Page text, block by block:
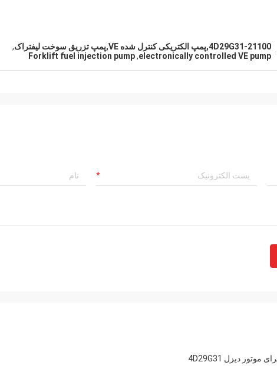
4D29G31-21100,پمپ الکتریکی کنترل شده VE,پمپ تزریق سوخت لیفتراک
,
electronically controlled VE pump
,
Forklift fuel injection pump